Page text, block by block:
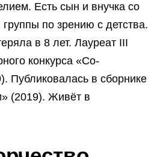
Есть сын и внучка со
по зрению с детства.
в 8 лет. Лауреат III
конкурса «Со-
Публиковалась в сборнике
(2019). Живёт в